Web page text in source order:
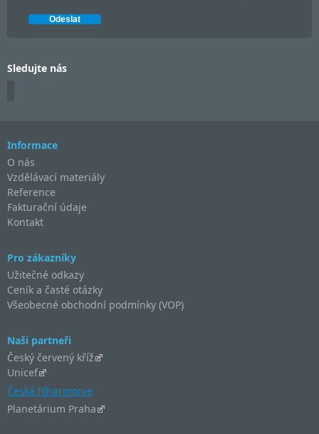
Sledujte nás
Informace
O nás
Vzdělávací materiály
Reference
Fakturační údaje
Kontakt
Pro zákazníky
Užitečné odkazy
Ceník a časté otázky
Všeobecné obchodní podmínky (VOP)
Naši partneři
Český červený kříž
Unicef
Česká filharmonie
Planetárium Praha